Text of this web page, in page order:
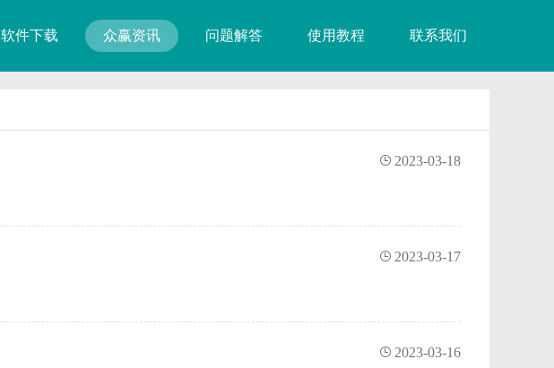
软件下载 众赢资讯 问题解答 使用教程 联系我们
2023-03-18
2023-03-17
2023-03-16